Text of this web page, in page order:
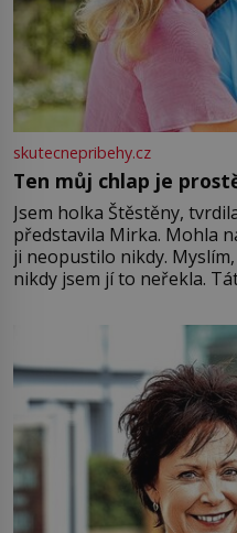
skutecnepribehy.cz
Ten můj chlap je
Jsem holka Štěstěny,
představila Mirka. Mohla
ji neopustilo nikdy.
nikdy jsem jí to neřekla.
Jsme spolu moc rádi